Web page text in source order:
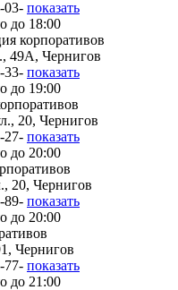
03- показать
до 18:00
корпоративов
49А, Чернигов
33- показать
до 19:00
20, Чернигов
27- показать
до 20:00
20, Чернигов
89- показать
до 20:00
Чернигов
77- показать
до 21:00